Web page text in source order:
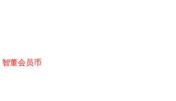
智董会员币